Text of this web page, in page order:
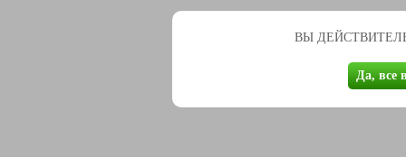
ВЫ
Да, все